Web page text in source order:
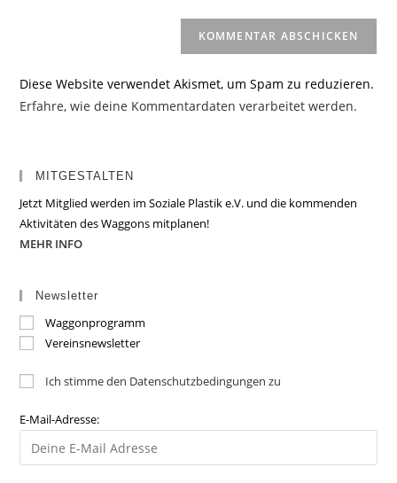
Diese Website verwendet Akismet, um Spam zu reduzieren.
Erfahre, wie deine Kommentardaten verarbeitet werden.
MITGESTALTEN
Jetzt Mitglied werden im Soziale Plastik e.V. und die kommenden
Aktivitäten des Waggons mitplanen!
MEHR INFO
Newsletter
Waggonprogramm
Vereinsnewsletter
Ich stimme den Datenschutzbedingungen zu
E-Mail-Adresse: